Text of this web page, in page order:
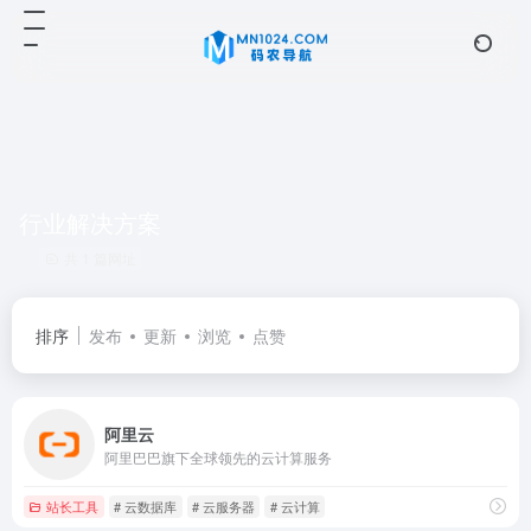
排序 发布 更新 浏览 点赞
阿里云
阿里巴巴旗下全球领先的云计算服务
站长工具 # 云数据库 # 云服务器 # 云计算